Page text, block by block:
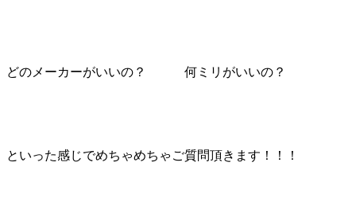
どのメーカーがいいの？ 何ミリがいいの？
といった感じでめちゃめちゃご質問頂きます！！！